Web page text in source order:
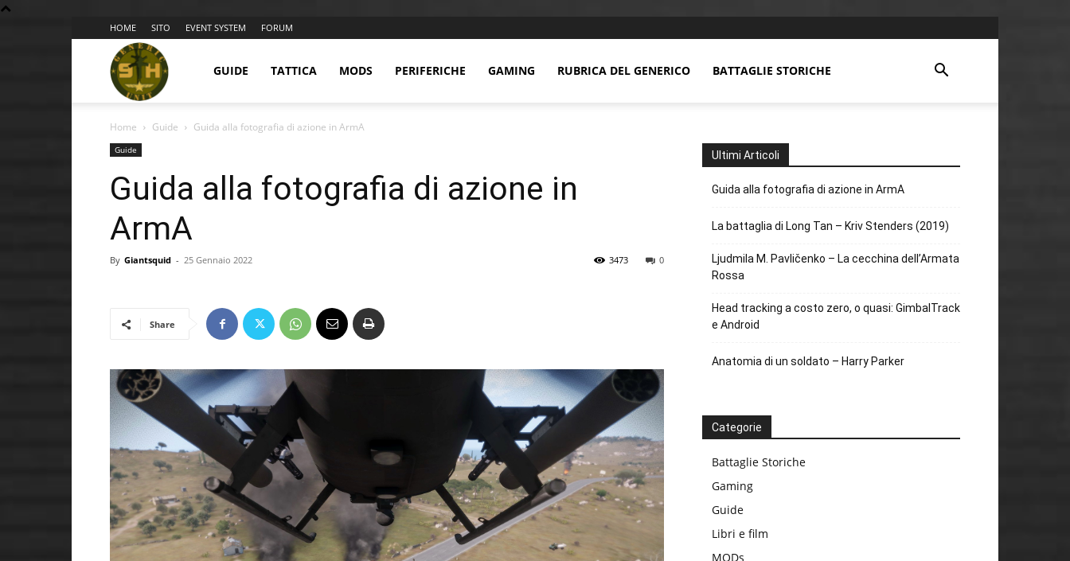
HOME SITO EVENT SYSTEM FORUM
BLOG
9GU
GUIDE TATTICA MODS PERIFERICHE GAMING RUBRICA DEL GENERICO BATTAGLIE STORICHE
Home Guide Guida alla fotografia di azione in ArmA
Guide
Guida alla fotografia di azione in
ArmA
By Giantsquid - 25 Gennaio 2022 0
3473
Share
Ultimi Articoli
Guida alla fotografia di azione in ArmA
La battaglia di Long Tan – Kriv Stenders (2019)
Ljudmila M. Pavličenko – La cecchina dell’Armata
Rossa
Head tracking a costo zero, o quasi: GimbalTrack
e Android
Anatomia di un soldato – Harry Parker
Categorie
Battaglie Storiche
Gaming
Guide
Libri e film
MODs